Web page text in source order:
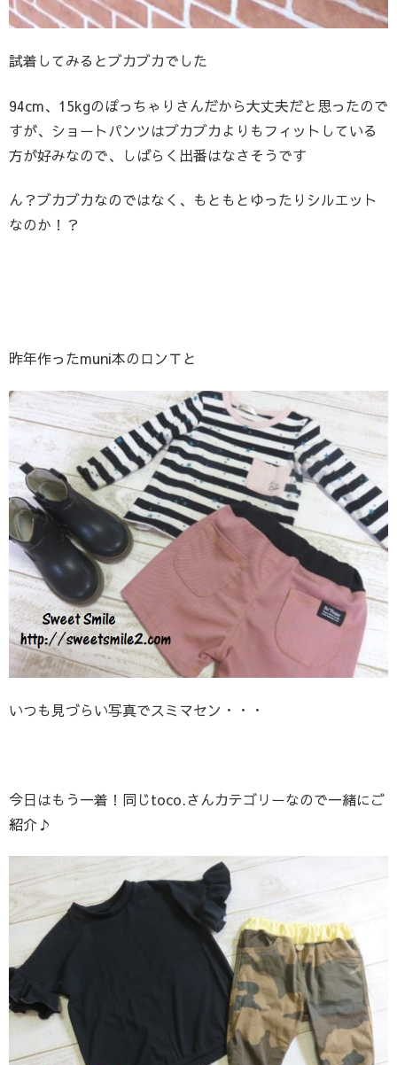
試着してみるとブカブカでした
94cm、15kgのぽっちゃりさんだから大丈夫だと思ったので
すが、ショートパンツはブカブカよりもフィットしている
方が好みなので、しばらく出番はなさそうです
ん？ブカブカなのではなく、もともとゆったりシルエット
なのか！？
昨年作ったmuni本のロンＴと
いつも見づらい写真でスミマセン・・・
今日はもう一着！同じtoco.さんカテゴリーなので一緒にご
紹介♪